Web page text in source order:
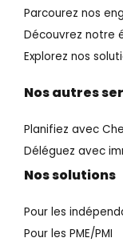
Parcourez nos
Découvrez notre
Explorez nos
Nos autres
Planifiez avec
Déléguez avec
Nos solutions
Pour les
Pour les PME/PMI